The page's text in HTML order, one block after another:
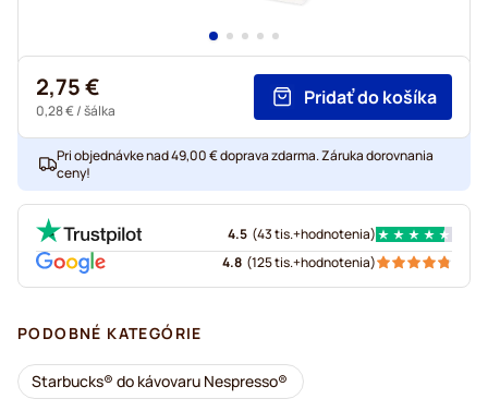
2,75 €
0,28 €/ šálka
Pridať do košíka
Pri objednávke nad 49,00 € doprava zdarma. Záruka dorovnania
ceny!
4.5 (43 tis.+hodnotenia)
4.8 (125 tis.+hodnotenia)
PODOBNÉ KATEGÓRIE
Starbucks® do kávovaru Nespresso®